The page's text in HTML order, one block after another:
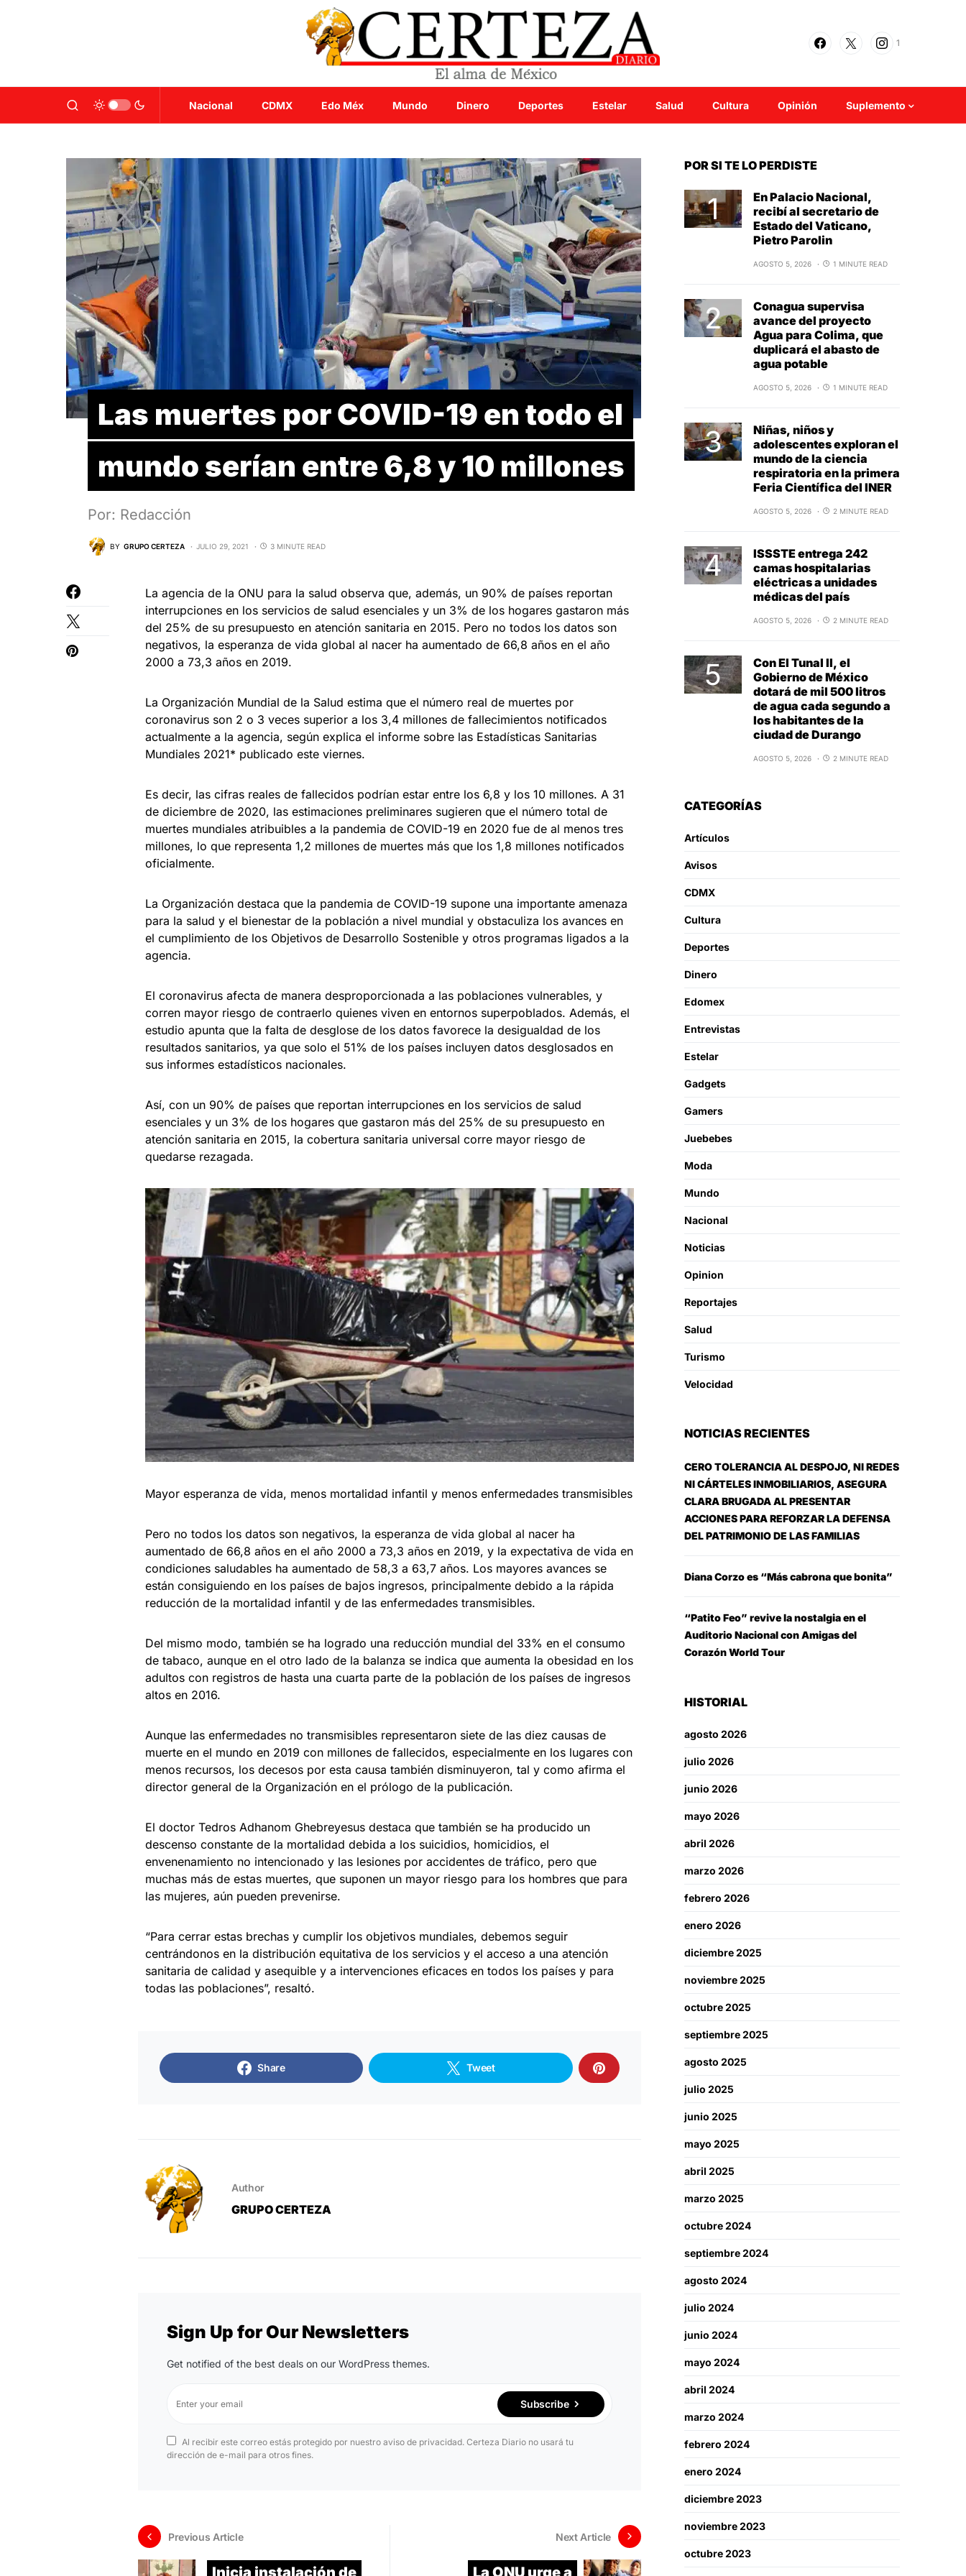
1
Nacional CDMX Edo Méx Mundo Dinero Deportes Estelar Salud Cultura Opinión Suplemento
Las muertes por COVID-19 en todo el
mundo serían entre 6,8 y 10 millones
Por: Redacción
BY GRUPO CERTEZA JULIO 29, 2021 3 MINUTE READ
La agencia de la ONU para la salud observa que, además, un 90% de países reportan
interrupciones en los servicios de salud esenciales y un 3% de los hogares gastaron más
del 25% de su presupuesto en atención sanitaria en 2015. Pero no todos los datos son
negativos, la esperanza de vida global al nacer ha aumentado de 66,8 años en el año
2000 a 73,3 años en 2019.
La Organización Mundial de la Salud estima que el número real de muertes por
coronavirus son 2 o 3 veces superior a los 3,4 millones de fallecimientos notificados
actualmente a la agencia, según explica el informe sobre las Estadísticas Sanitarias
Mundiales 2021* publicado este viernes.
Es decir, las cifras reales de fallecidos podrían estar entre los 6,8 y los 10 millones. A 31
de diciembre de 2020, las estimaciones preliminares sugieren que el número total de
muertes mundiales atribuibles a la pandemia de COVID-19 en 2020 fue de al menos tres
millones, lo que representa 1,2 millones de muertes más que los 1,8 millones notificados
oficialmente.
La Organización destaca que la pandemia de COVID-19 supone una importante amenaza
para la salud y el bienestar de la población a nivel mundial y obstaculiza los avances en
el cumplimiento de los Objetivos de Desarrollo Sostenible y otros programas ligados a la
agencia.
El coronavirus afecta de manera desproporcionada a las poblaciones vulnerables, y
corren mayor riesgo de contraerlo quienes viven en entornos superpoblados. Además, el
estudio apunta que la falta de desglose de los datos favorece la desigualdad de los
resultados sanitarios, ya que solo el 51% de los países incluyen datos desglosados en
sus informes estadísticos nacionales.
Así, con un 90% de países que reportan interrupciones en los servicios de salud
esenciales y un 3% de los hogares que gastaron más del 25% de su presupuesto en
atención sanitaria en 2015, la cobertura sanitaria universal corre mayor riesgo de
quedarse rezagada.
Mayor esperanza de vida, menos mortalidad infantil y menos enfermedades transmisibles
Pero no todos los datos son negativos, la esperanza de vida global al nacer ha
aumentado de 66,8 años en el año 2000 a 73,3 años en 2019, y la expectativa de vida en
condiciones saludables ha aumentado de 58,3 a 63,7 años. Los mayores avances se
están consiguiendo en los países de bajos ingresos, principalmente debido a la rápida
reducción de la mortalidad infantil y de las enfermedades transmisibles.
Del mismo modo, también se ha logrado una reducción mundial del 33% en el consumo
de tabaco, aunque en el otro lado de la balanza se indica que aumenta la obesidad en los
adultos con registros de hasta una cuarta parte de la población de los países de ingresos
altos en 2016.
Aunque las enfermedades no transmisibles representaron siete de las diez causas de
muerte en el mundo en 2019 con millones de fallecidos, especialmente en los lugares con
menos recursos, los decesos por esta causa también disminuyeron, tal y como afirma el
director general de la Organización en el prólogo de la publicación.
El doctor Tedros Adhanom Ghebreyesus destaca que también se ha producido un
descenso constante de la mortalidad debida a los suicidios, homicidios, el
envenenamiento no intencionado y las lesiones por accidentes de tráfico, pero que
muchas más de estas muertes, que suponen un mayor riesgo para los hombres que para
las mujeres, aún pueden prevenirse.
“Para cerrar estas brechas y cumplir los objetivos mundiales, debemos seguir
centrándonos en la distribución equitativa de los servicios y el acceso a una atención
sanitaria de calidad y asequible y a intervenciones eficaces en todos los países y para
todas las poblaciones”, resaltó.
Share Tweet
Author
GRUPO CERTEZA
Sign Up for Our Newsletters
Get notified of the best deals on our WordPress themes.
Subscribe
Al recibir este correo estás protegido por nuestro aviso de privacidad. Certeza Diario no usará tu
dirección de e-mail para otros fines.
Previous Article
Inicia instalación de
Next Article
La ONU urge a
POR SI TE LO PERDISTE
En Palacio Nacional,
recibí al secretario de
Estado del Vaticano,
Pietro Parolin
AGOSTO 5, 2026 1 MINUTE READ
Conagua supervisa
avance del proyecto
Agua para Colima, que
duplicará el abasto de
agua potable
AGOSTO 5, 2026 1 MINUTE READ
Niñas, niños y
adolescentes exploran el
mundo de la ciencia
respiratoria en la primera
Feria Científica del INER
AGOSTO 5, 2026 2 MINUTE READ
ISSSTE entrega 242
camas hospitalarias
eléctricas a unidades
médicas del país
AGOSTO 5, 2026 2 MINUTE READ
Con El Tunal II, el
Gobierno de México
dotará de mil 500 litros
de agua cada segundo a
los habitantes de la
ciudad de Durango
AGOSTO 5, 2026 2 MINUTE READ
CATEGORÍAS
Artículos
Avisos
CDMX
Cultura
Deportes
Dinero
Edomex
Entrevistas
Estelar
Gadgets
Gamers
Juebebes
Moda
Mundo
Nacional
Noticias
Opinion
Reportajes
Salud
Turismo
Velocidad
NOTICIAS RECIENTES
CERO TOLERANCIA AL DESPOJO, NI REDES
NI CÁRTELES INMOBILIARIOS, ASEGURA
CLARA BRUGADA AL PRESENTAR
ACCIONES PARA REFORZAR LA DEFENSA
DEL PATRIMONIO DE LAS FAMILIAS
Diana Corzo es “Más cabrona que bonita”
“Patito Feo” revive la nostalgia en el
Auditorio Nacional con Amigas del
Corazón World Tour
HISTORIAL
agosto 2026
julio 2026
junio 2026
mayo 2026
abril 2026
marzo 2026
febrero 2026
enero 2026
diciembre 2025
noviembre 2025
octubre 2025
septiembre 2025
agosto 2025
julio 2025
junio 2025
mayo 2025
abril 2025
marzo 2025
octubre 2024
septiembre 2024
agosto 2024
julio 2024
junio 2024
mayo 2024
abril 2024
marzo 2024
febrero 2024
enero 2024
diciembre 2023
noviembre 2023
octubre 2023